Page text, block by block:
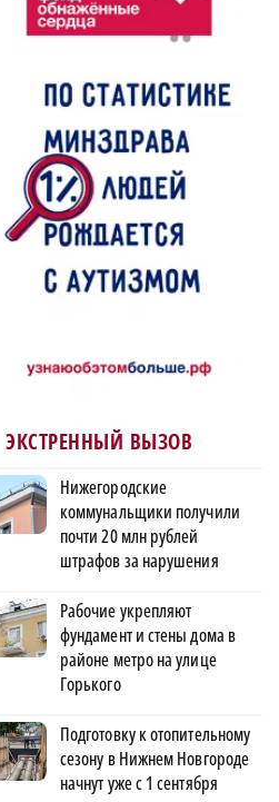
колесах: как
здоровья» в
Как
привлекают
специалистов
ЭКСТРЕННЫЙ ВЫЗОВ
Нижегородские
коммунальщики получили
почти 20 млн рублей
штрафов за нарушения
Рабочие укрепляют
фундамент и стены дома в
районе метро на улице
Горького
Подготовку к отопительному
сезону в Нижнем Новгороде
начнут уже с 1 сентября